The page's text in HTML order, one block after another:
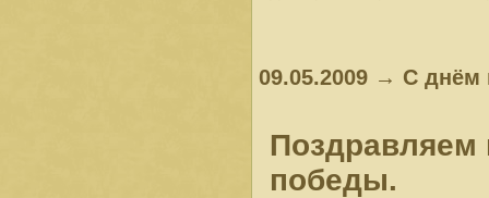
09.05.2009 → С днём
Поздравляем
победы.